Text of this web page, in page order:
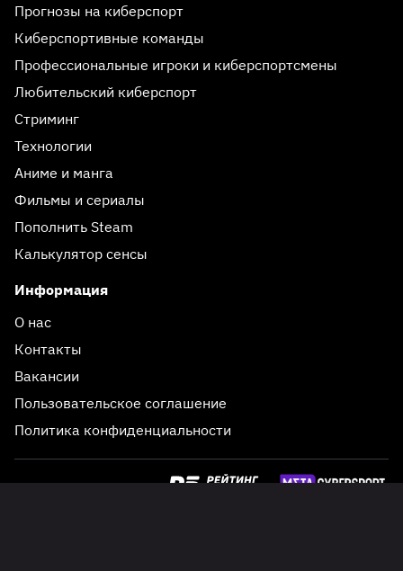
Прогнозы на киберспорт
Киберспортивные команды
Профессиональные игроки и киберспортсмены
Любительский киберспорт
Стриминг
Технологии
Аниме и манга
Фильмы и сериалы
Пополнить Steam
Калькулятор сенсы
Информация
О нас
Контакты
Вакансии
Пользовательское соглашение
Политика конфиденциальности